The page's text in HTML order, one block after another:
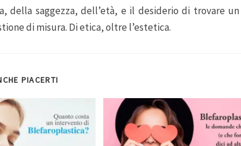
della saggezza, dell’età, e il desiderio di trovare
di misura. Di etica, oltre l’estetica.
PIACERTI